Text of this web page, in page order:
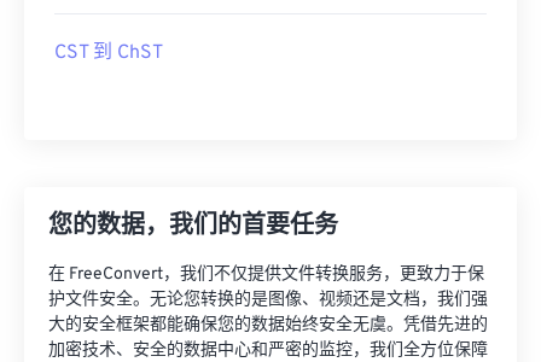
CST 到 ChST
您的数据，我们的首要任务
在 FreeConvert，我们不仅提供文件转换服务，更致力于保
护文件安全。无论您转换的是图像、视频还是文档，我们强
大的安全框架都能确保您的数据始终安全无虞。凭借先进的
加密技术、安全的数据中心和严密的监控，我们全方位保障